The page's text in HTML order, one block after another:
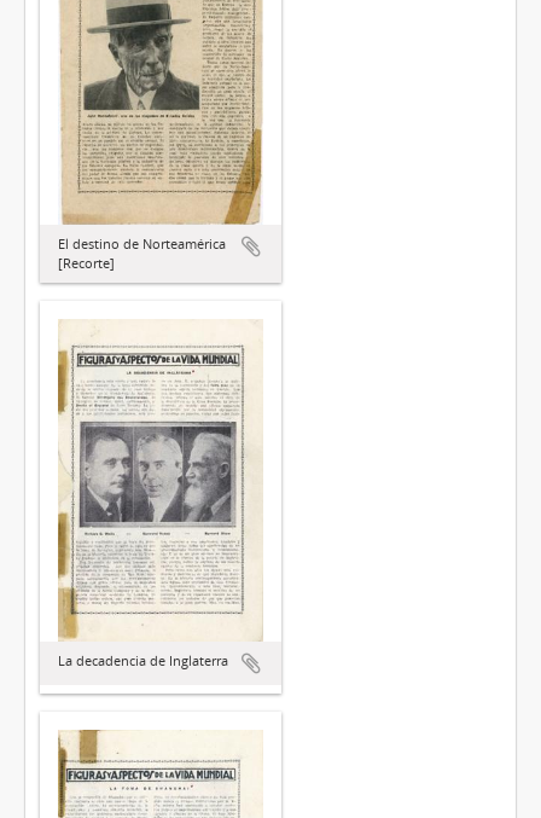
El destino de Norteamérica
[Recorte]
La decadencia de Inglaterra